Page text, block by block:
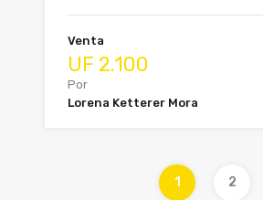
Venta
UF 2.100
Por
Lorena Ketterer Mora
1 2